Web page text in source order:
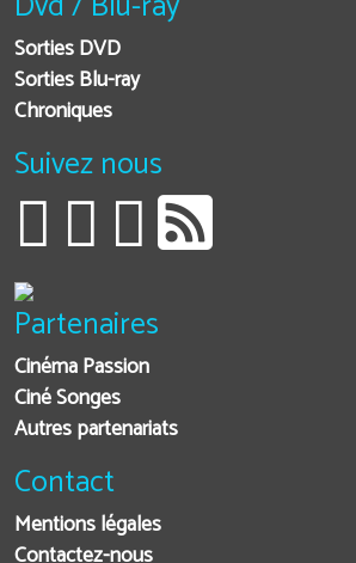
Sorties DVD
Sorties Blu-ray
Chroniques
Suivez nous
Partenaires
Cinéma Passion
Ciné Songes
Autres partenariats
Contact
Mentions légales